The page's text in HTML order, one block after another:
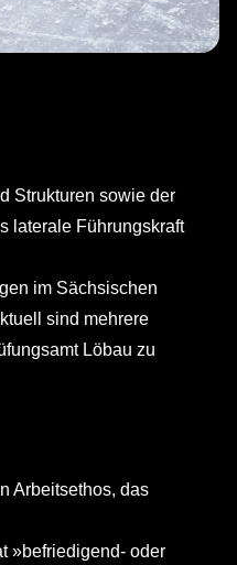
Strukturen sowie der
laterale Führungskraft
im Sächsischen
sind mehrere
Löbau zu
Arbeitsethos, das
»befriedigend- oder